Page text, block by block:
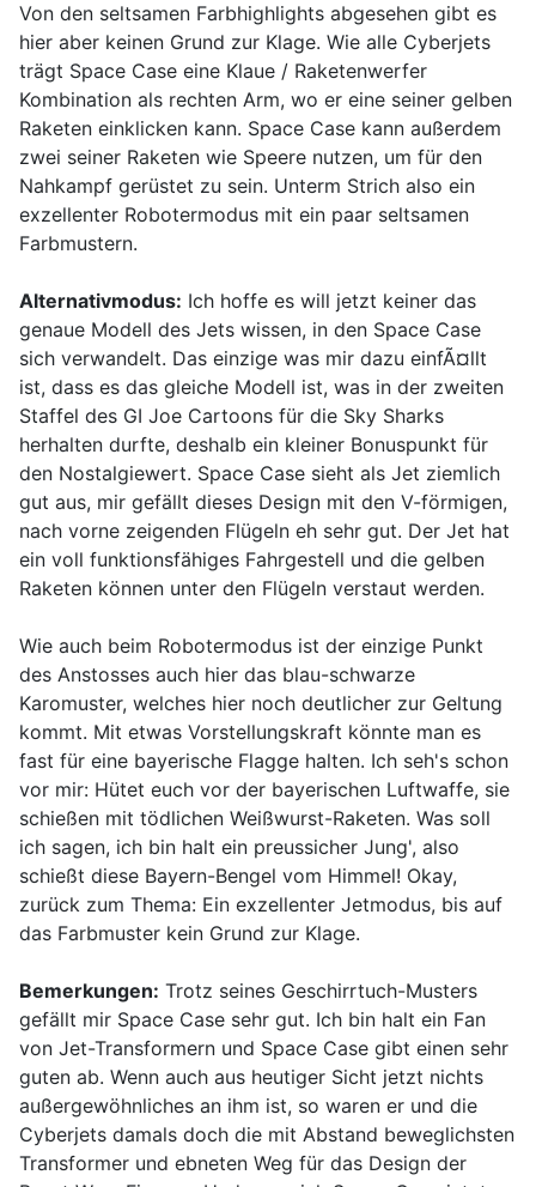
Von den seltsamen Farbhighlights abgesehen gibt es
hier aber keinen Grund zur Klage. Wie alle Cyberjets
trägt Space Case eine Klaue / Raketenwerfer
Kombination als rechten Arm, wo er eine seiner gelben
Raketen einklicken kann. Space Case kann außerdem
zwei seiner Raketen wie Speere nutzen, um für den
Nahkampf gerüstet zu sein. Unterm Strich also ein
exzellenter Robotermodus mit ein paar seltsamen
Farbmustern.
Alternativmodus: Ich hoffe es will jetzt keiner das
genaue Modell des Jets wissen, in den Space Case
sich verwandelt. Das einzige was mir dazu einfÃ¤llt
ist, dass es das gleiche Modell ist, was in der zweiten
Staffel des GI Joe Cartoons für die Sky Sharks
herhalten durfte, deshalb ein kleiner Bonuspunkt für
den Nostalgiewert. Space Case sieht als Jet ziemlich
gut aus, mir gefällt dieses Design mit den V-förmigen,
nach vorne zeigenden Flügeln eh sehr gut. Der Jet hat
ein voll funktionsfähiges Fahrgestell und die gelben
Raketen können unter den Flügeln verstaut werden.
Wie auch beim Robotermodus ist der einzige Punkt
des Anstosses auch hier das blau-schwarze
Karomuster, welches hier noch deutlicher zur Geltung
kommt. Mit etwas Vorstellungskraft könnte man es
fast für eine bayerische Flagge halten. Ich seh's schon
vor mir: Hütet euch vor der bayerischen Luftwaffe, sie
schießen mit tödlichen Weißwurst-Raketen. Was soll
ich sagen, ich bin halt ein preussicher Jung', also
schießt diese Bayern-Bengel vom Himmel! Okay,
zurück zum Thema: Ein exzellenter Jetmodus, bis auf
das Farbmuster kein Grund zur Klage.
Bemerkungen: Trotz seines Geschirrtuch-Musters
gefällt mir Space Case sehr gut. Ich bin halt ein Fan
von Jet-Transformern und Space Case gibt einen sehr
guten ab. Wenn auch aus heutiger Sicht jetzt nichts
außergewöhnliches an ihm ist, so waren er und die
Cyberjets damals doch die mit Abstand beweglichsten
Transformer und ebneten Weg für das Design der